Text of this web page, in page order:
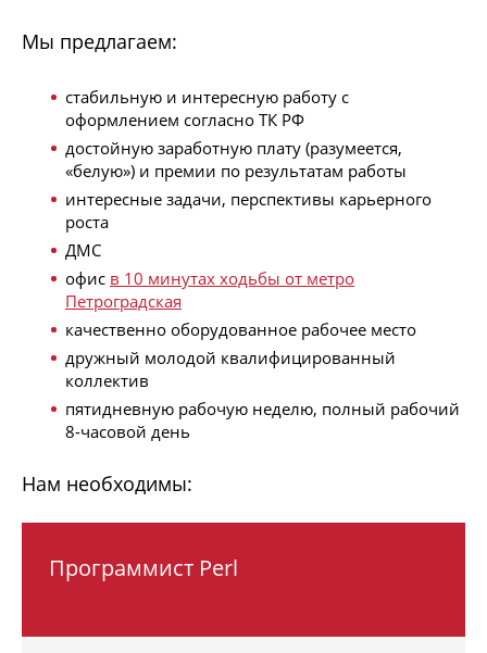
Мы предлагаем:
стабильную и интересную работу с
оформлением согласно ТК РФ
достойную заработную плату (разумеется,
«белую») и премии по результатам работы
интересные задачи, перспективы карьерного
роста
ДМС
офис в 10 минутах ходьбы от метро
Петроградская
качественно оборудованное рабочее место
дружный молодой квалифицированный
коллектив
пятидневную рабочую неделю, полный рабочий
8-часовой день
Нам необходимы:
Программист Perl